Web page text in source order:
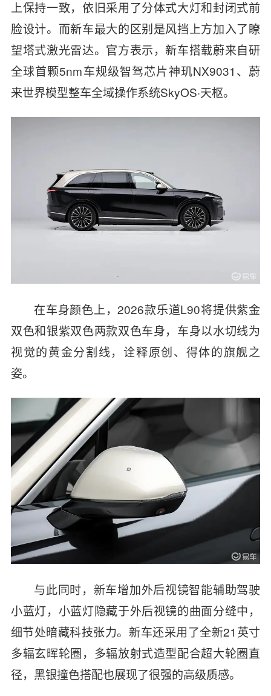
上保持一致，依旧采用了分体式大灯和封闭式前
脸设计。而新车最大的区别是风挡上方加入了瞭
望塔式激光雷达。官方表示，新车搭载蔚来自研
全球首颗5nm车规级智驾芯片神玑NX9031、蔚
来世界模型整车全域操作系统SkyOS·天枢。
在车身颜色上，2026款乐道L90将提供紫金
双色和银紫双色两款双色车身，车身以水切线为
视觉的黄金分割线，诠释原创、得体的旗舰之
姿。
与此同时，新车增加外后视镜智能辅助驾驶
小蓝灯，小蓝灯隐藏于外后视镜的曲面分缝中，
细节处暗藏科技张力。新车还采用了全新21英寸
多辐玄晖轮圈，多辐放射式造型配合超大轮圈直
径，黑银撞色搭配也展现了很强的高级质感。